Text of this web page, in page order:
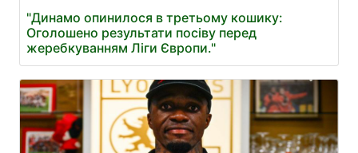
"Динамо опинилося в третьому кошику:
Оголошено результати посіву перед
жеребкуванням Ліги Європи."